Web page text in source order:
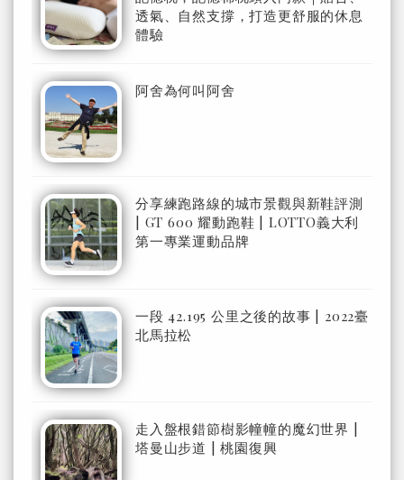
透氣、自然支撐，打造更舒服的休息
體驗
阿舍為何叫阿舍
分享練跑路線的城市景觀與新鞋評測
| GT 600 耀動跑鞋 | LOTTO義大利
第一專業運動品牌
一段 42.195 公里之後的故事 | 2022臺
北馬拉松
走入盤根錯節樹影幢幢的魔幻世界 |
塔曼山步道 | 桃園復興